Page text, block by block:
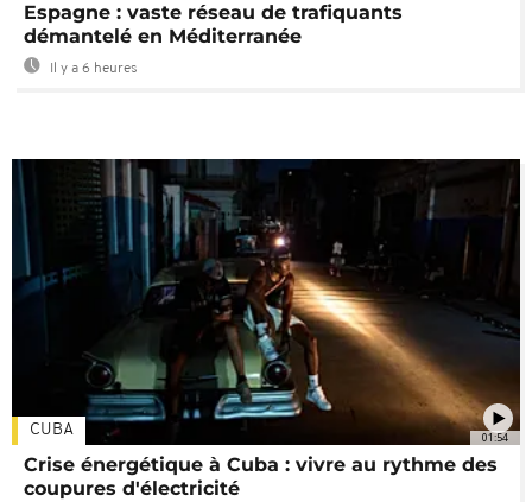
Espagne : vaste réseau de trafiquants
démantelé en Méditerranée
Il y a 6 heures
01:54
CUBA
Crise énergétique à Cuba : vivre au rythme des
coupures d'électricité